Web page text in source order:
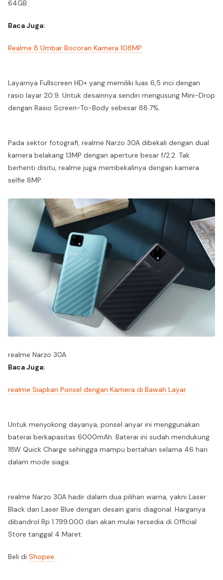
64GB.
Baca Juga:
Realme 8 Umbar Bocoran Kamera 108MP
Layarnya Fullscreen HD+ yang memiliki luas 6,5 inci dengan
rasio layar 20:9. Untuk desainnya sendiri mengusung Mini-Drop
dengan Rasio Screen-To-Body sebesar 88.7%.
Pada sektor fotografi, realme Narzo 30A dibekali dengan dual
kamera belakang 13MP dengan aperture besar f/2.2. Tak
berhenti disitu, realme juga membekalinya dengan kamera
selfie 8MP.
realme Narzo 30A
Baca Juga:
realme Siapkan Ponsel dengan Kamera di Bawah Layar
Untuk menyokong dayanya, ponsel anyar ini menggunakan
baterai berkapasitas 6000mAh. Baterai ini sudah mendukung
18W Quick Charge sehingga mampu bertahan selama 46 hari
dalam mode siaga.
realme Narzo 30A hadir dalam dua pilihan warna, yakni Laser
Black dan Laser Blue dengan desain garis diagonal. Harganya
dibandrol Rp 1.799.000 dan akan mulai tersedia di Official
Store tanggal 4 Maret.
Beli di Shopee.